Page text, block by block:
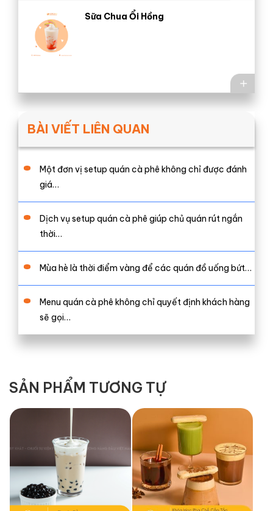
Sữa Chua Ổi Hồng
BÀI VIẾT LIÊN QUAN
Một đơn vị setup quán cà phê không chỉ được đánh
giá…
Dịch vụ setup quán cà phê giúp chủ quán rút ngắn
thời…
Mùa hè là thời điểm vàng để các quán đồ uống bứt…
Menu quán cà phê không chỉ quyết định khách hàng
sẽ gọi…
SẢN PHẨM TƯƠNG TỰ